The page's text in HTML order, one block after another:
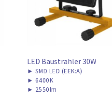
LED Baustrahler 30W
► SMD LED (EEK:A)
► 6400K
► 2550lm